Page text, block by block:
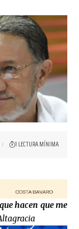
1 LECTURA MÍNIMA
hacen que me